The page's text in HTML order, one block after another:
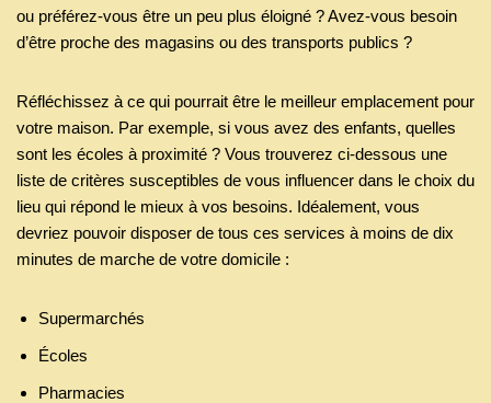
ou préférez-vous être un peu plus éloigné ? Avez-vous besoin
d’être proche des magasins ou des transports publics ?
Réfléchissez à ce qui pourrait être le meilleur emplacement pour
votre maison. Par exemple, si vous avez des enfants, quelles
sont les écoles à proximité ? Vous trouverez ci-dessous une
liste de critères susceptibles de vous influencer dans le choix du
lieu qui répond le mieux à vos besoins. Idéalement, vous
devriez pouvoir disposer de tous ces services à moins de dix
minutes de marche de votre domicile :
Supermarchés
Écoles
Pharmacies